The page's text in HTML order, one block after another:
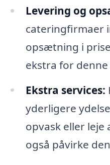
Levering og
cateringfirmaer
opsætning i
ekstra for denne
Ekstra services:
yderligere
opvask eller leje
også påvirke